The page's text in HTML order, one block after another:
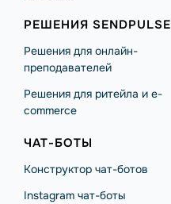
РЕШЕНИЯ SENDPULSE
Решения для онлайн-
преподавателей
Решения для ритейла и e-
commerce
ЧАТ-БОТЫ
Конструктор чат-ботов
Instagram чат-боты